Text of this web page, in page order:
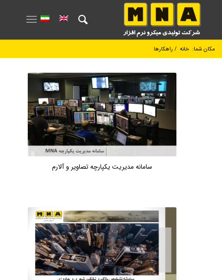
مکان شما: خانه / راهکارها
سامانه مدیریت یکپارچه تصاویر و آلارم